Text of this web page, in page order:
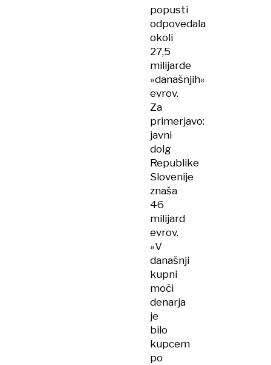
popusti
odpovedala
okoli
27,5
milijarde
»današnjih«
evrov.
Za
primerjavo:
javni
dolg
Republike
Slovenije
znaša
46
milijard
evrov.
»V
današnji
kupni
moči
denarja
je
bilo
kupcem
po